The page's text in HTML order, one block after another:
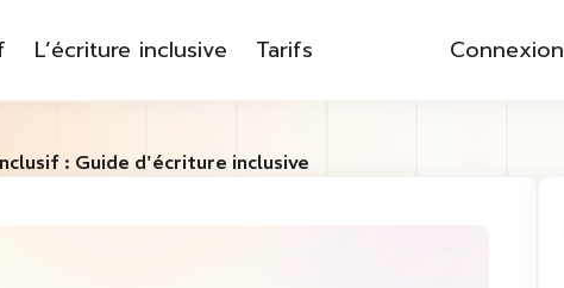
L’écriture inclusive Tarifs Connexion
: Guide d'écriture inclusive